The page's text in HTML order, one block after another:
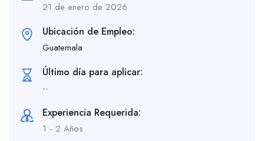
21 de enero de 2026
Ubicación de Empleo:
Guatemala
Último día para aplicar:
--
Experiencia Requerida:
1 - 2 Años